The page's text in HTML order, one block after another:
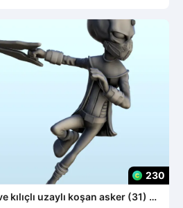
230
kılıçlı uzaylı koşan asker (31) (+